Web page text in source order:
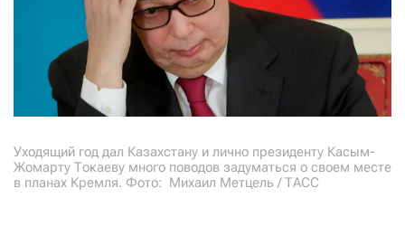
Уходящий год дал Казахстану и лично президенту Касым-
Жомарту Токаеву много поводов задуматься о своем месте
в планах Кремля. Фото: Михаил Метцель / ТАСС